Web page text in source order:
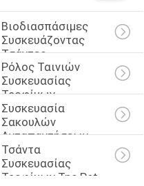
Βιοδιασπάσιμες
Συσκευάζοντας
Τσάντες
Ρόλος Ταινιών
Συσκευασίας
Τροφίμων
Συσκευασία
Σακουλών
Ανταπαντήσεων
Τσάντα
Συσκευασίας
Τροφίμων Της Pet